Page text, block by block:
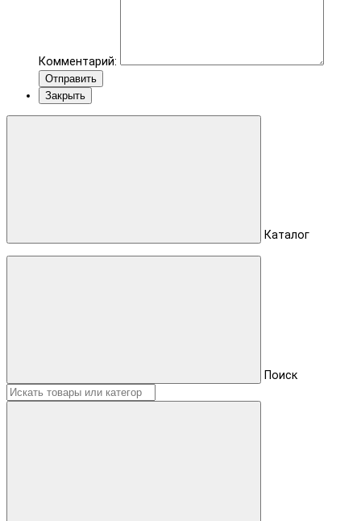
Комментарий:
Отправить
Закрыть
Каталог
Поиск